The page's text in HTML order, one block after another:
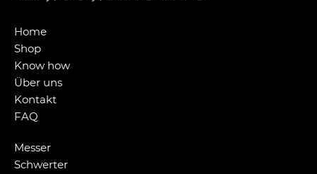
Home
Shop
Know how
Über uns
Kontakt
FAQ
Messer
Schwerter